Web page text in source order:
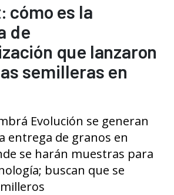
cómo es la
de
que lanzaron
semilleras en
Evolución se generan
entrega de granos en
se harán muestras para
buscan que se